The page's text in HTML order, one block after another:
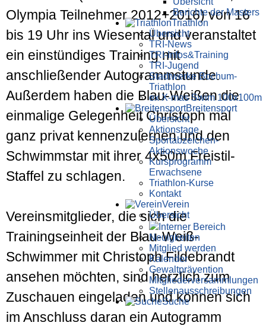
Berichte der Masters
Triathlon
Übersicht
TRI-News
TRI-Infos&Training
TRI-Jugend
Stadtwerke Bochum-
Triathlon
ex X-mas Swim 100x100m
Breiten­sport
Übersicht
Aktionstage
Sportabzeichen-
Aktionswoche
Kursprogramm
Erwachsene
Triathlon-Kurse
Kontakt
Verein
Übersicht
Interner Bereich
Neuigkeiten
Mitglied werden
Kalender
Gewaltprävention
Mitglieder­versammlungen
Stellen­aus­schrei­bungen
Suche
Olympia Teilnehmer 2012+2016) von 16
bis 19 Uhr ins Wiesental und veranstaltet
ein einstündiges Training mit
anschließender Autogrammstunde.
Außerdem haben die Blau-Weißen die
einmalige Gelegenheit Christoph mal
ganz privat kennenzulernen und den
Schwimmstar mit ihrer 4x50m Freistil-
Staffel zu schlagen.
Vereinsmitglieder, die sich die
Trainingseinheit der Blau-Weiß-
Schwimmer mit Christoph Fildebrandt
ansehen möchten, sind herzlich zum
Zuschauen eingeladen und können sich
im Anschluss daran ein Autogramm